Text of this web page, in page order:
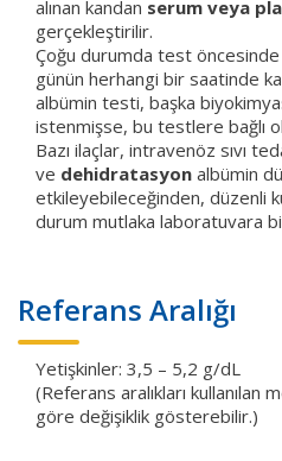
alınan kandan serum veya
gerçekleştirilir.
Çoğu durumda test
günün herhangi bir saatinde
albümin testi, başka
istenmişse, bu testlere bağlı
Bazı ilaçlar, intravenöz sıvı
ve dehidratasyon albümin
etkileyebileceğinden, düzenli
durum mutlaka laboratuvara
Referans Aralığı
Yetişkinler: 3,5 – 5,2 g/dL
(Referans aralıkları
göre değişiklik gösterebilir.)